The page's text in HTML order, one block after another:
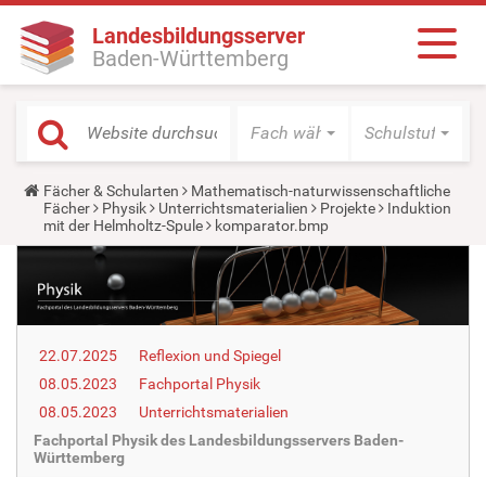
Landesbildungsserver
Baden-Württemberg
Fach wählen Schulstufe
Y
o
u
a
h
e
r
:
Fächer & Schularten
Mathematisch-naturwissenschaftliche
Fächer
Physik Unterrichtsmaterialien Projekte
Induktion
mit der Helmholtz-Spule
komparator.bmp
22.07.2025
Reflexion und Spiegel
08.05.2023
Fachportal Physik
08.05.2023
Unterrichtsmaterialien
Fachportal Physik des Landesbildungsservers Baden-
Württemberg